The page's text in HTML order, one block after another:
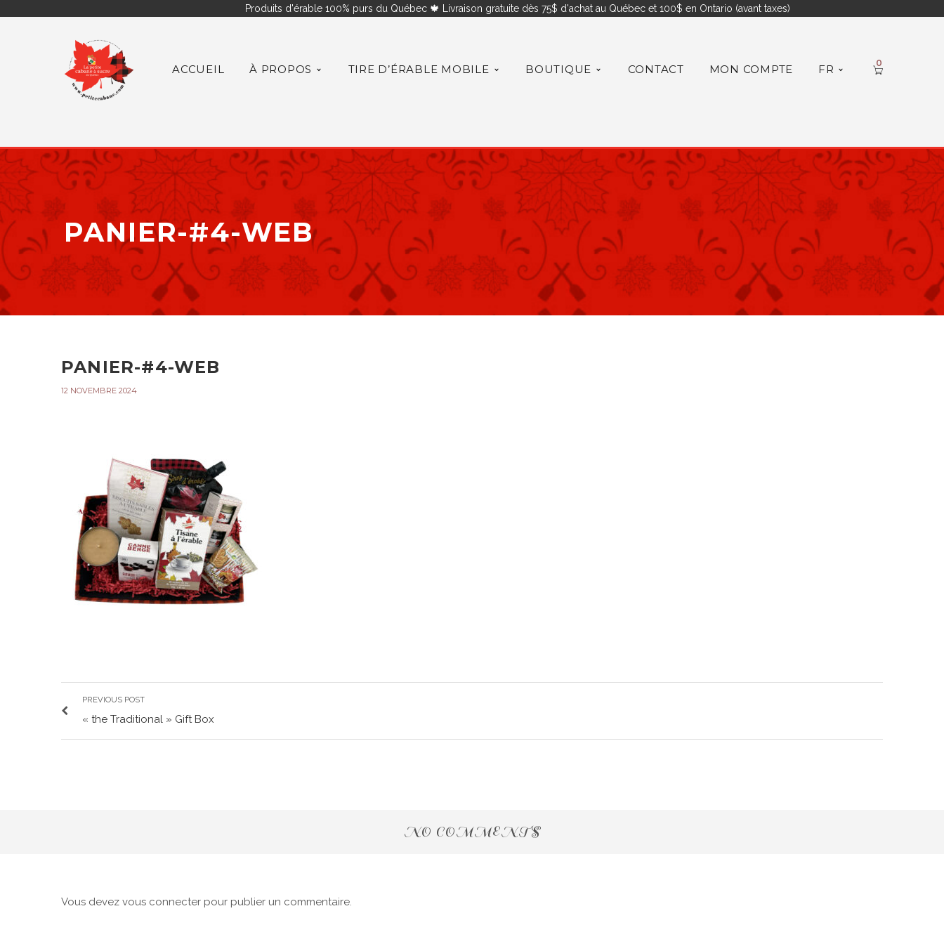
Produits d'érable 100% purs du Québec 🍁 Livraison gratuite dès 75$ d'achat au Québec et 100$ en Ontario (avant taxes)
ACCUEIL À PROPOS TIRE D’ÉRABLE MOBILE BOUTIQUE CONTACT MON COMPTE FR 0
PANIER-#4-WEB
PANIER-#4-WEB
12 NOVEMBRE 2024
PREVIOUS POST
« the Traditional » Gift Box
NO COMMENTS
Vous devez vous connecter pour publier un commentaire.